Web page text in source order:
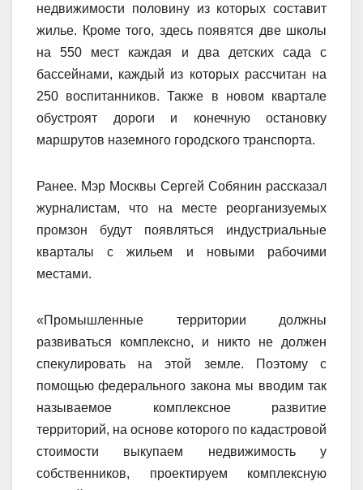
недвижимости половину из которых составит
жилье. Кроме того, здесь появятся две школы
на 550 мест каждая и два детских сада с
бассейнами, каждый из которых рассчитан на
250 воспитанников. Также в новом квартале
обустроят дороги и конечную остановку
маршрутов наземного городского транспорта.
Ранее. Мэр Москвы Сергей Собянин рассказал
журналистам, что на месте реорганизуемых
промзон будут появляться индустриальные
кварталы с жильем и новыми рабочими
местами.
«Промышленные территории должны
развиваться комплексно, и никто не должен
спекулировать на этой земле. Поэтому с
помощью федерального закона мы вводим так
называемое комплексное развитие
территорий, на основе которого по кадастровой
стоимости выкупаем недвижимость у
собственников, проектируем комплексную